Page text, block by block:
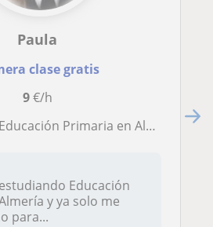
Paula
clase gratis
9€/h
en Almería con experiencia ofrece clases particulares
Educación
y ya solo me
para...